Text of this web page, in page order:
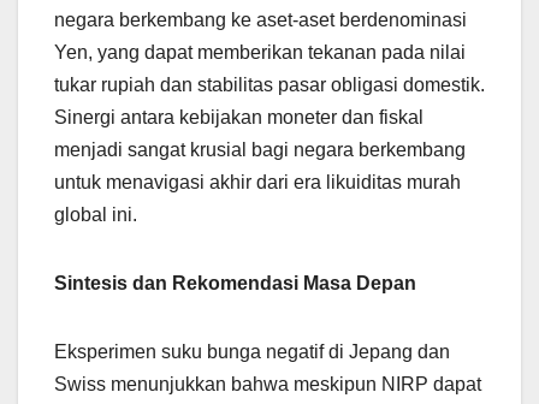
negara berkembang ke aset-aset berdenominasi
Yen, yang dapat memberikan tekanan pada nilai
tukar rupiah dan stabilitas pasar obligasi domestik.
Sinergi antara kebijakan moneter dan fiskal
menjadi sangat krusial bagi negara berkembang
untuk menavigasi akhir dari era likuiditas murah
global ini.
Sintesis dan Rekomendasi Masa Depan
Eksperimen suku bunga negatif di Jepang dan
Swiss menunjukkan bahwa meskipun NIRP dapat